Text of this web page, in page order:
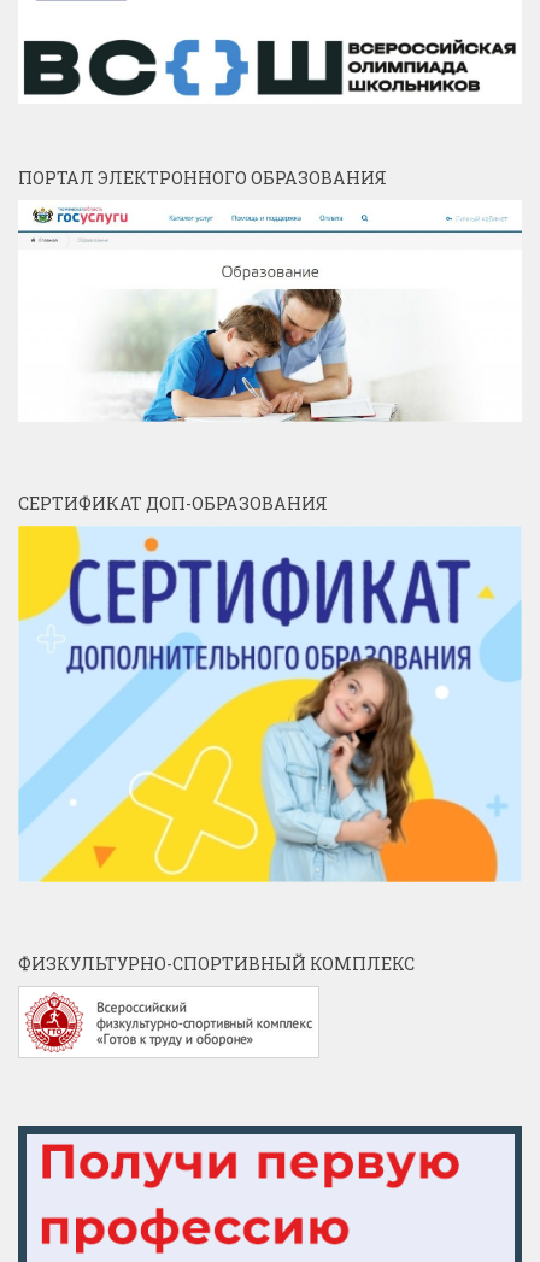
ПОРТАЛ ЭЛЕКТРОННОГО ОБРАЗОВАНИЯ
СЕРТИФИКАТ ДОП-ОБРАЗОВАНИЯ
ФИЗКУЛЬТУРНО-СПОРТИВНЫЙ КОМПЛЕКС